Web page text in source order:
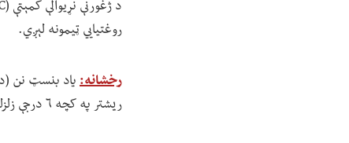
روغتیايي ټیمونه لېږي.
رخشانه:
ریشتر په کچه ۶ درجې زلزله شوې او کم تر کمه ۸۰۰ تنه په کې مړه شوي دي.